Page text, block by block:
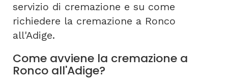
servizio di cremazione e su come
richiedere la cremazione a Ronco
all'Adige.
Come avviene la cremazione a
Ronco all'Adige?